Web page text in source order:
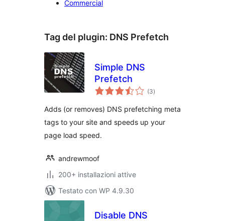
Commercial
Tag del plugin: DNS Prefetch
Simple DNS
Prefetch
(3valutazioni
totali
)
Adds (or removes) DNS prefetching meta
tags to your site and speeds up your
page load speed.
andrewmoof
200+ installazioni attive
Testato con WP 4.9.30
Disable DNS